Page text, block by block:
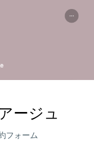
ージュ
フォーム